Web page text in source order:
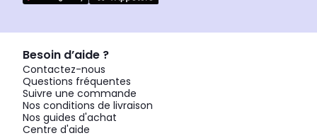
Besoin d’aide ?
Contactez-nous
Questions fréquentes
Suivre une commande
Nos conditions de livraison
Nos guides d'achat
Centre d'aide